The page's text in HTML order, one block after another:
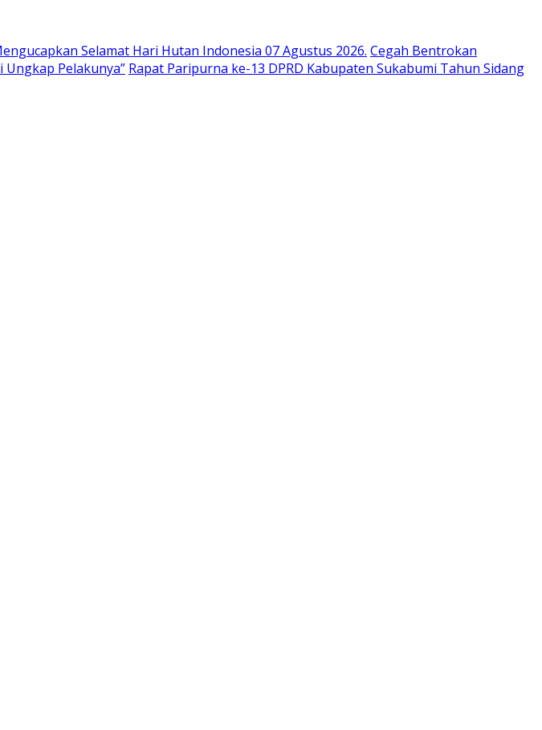
Selamat Hari Hutan Indonesia 07 Agustus 2026. Cegah Bentrokan
Ungkap Pelakunya” Rapat Paripurna ke-13 DPRD Kabupaten Sukabumi Tahun Sidang